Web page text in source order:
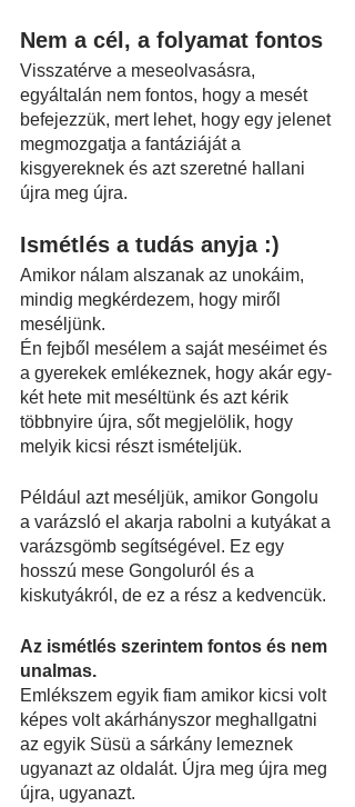
Nem a cél, a folyamat fontos
Visszatérve a meseolvasásra,
egyáltalán nem fontos, hogy a mesét
befejezzük, mert lehet, hogy egy jelenet
megmozgatja a fantáziáját a
kisgyereknek és azt szeretné hallani
újra meg újra.
Ismétlés a tudás anyja :)
Amikor nálam alszanak az unokáim,
mindig megkérdezem, hogy miről
meséljünk.
Én fejből mesélem a saját meséimet és
a gyerekek emlékeznek, hogy akár egy-
két hete mit meséltünk és azt kérik
többnyire újra, sőt megjelölik, hogy
melyik kicsi részt ismételjük.
Például azt meséljük, amikor Gongolu
a varázsló el akarja rabolni a kutyákat a
varázsgömb segítségével. Ez egy
hosszú mese Gongoluról és a
kiskutyákról, de ez a rész a kedvencük.
Az ismétlés szerintem fontos és nem
unalmas.
Emlékszem egyik fiam amikor kicsi volt
képes volt akárhányszor meghallgatni
az egyik Süsü a sárkány lemeznek
ugyanazt az oldalát. Újra meg újra meg
újra, ugyanazt.